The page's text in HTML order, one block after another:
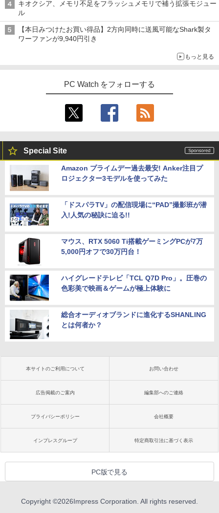
キオクシア、メモリ不足をフラッシュメモリで補う拡張モジュー
ル
【本日みつけたお買い得品】2方向同時に送風可能なShark製タ
ワーファンが9,940円引き
もっと見る
PC Watch をフォローする
Special Site
Amazon プライムデー過去最安! Anker注目プ
ロジェクター3モデルを使ってみた
「ドスパラTV」の配信現場に“PAD”撮影班が潜
入!人気の秘訣に迫る!!
マウス、RTX 5060 Ti搭載ゲーミングPCが7万
5,000円オフで30万円台！
ハイグレードテレビ「TCL Q7D Pro」。圧巻の
色彩美で映画＆ゲームが極上体験に
総合オーディオブランドに進化するSHANLING
とは何者か？
本サイトのご利用について お問い合わせ
広告掲載のご案内 編集部へのご連絡
プライバシーポリシー 会社概要
インプレスグループ 特定商取引法に基づく表示
PC版で見る
Copyright ©2026Impress Corporation. All rights reserved.